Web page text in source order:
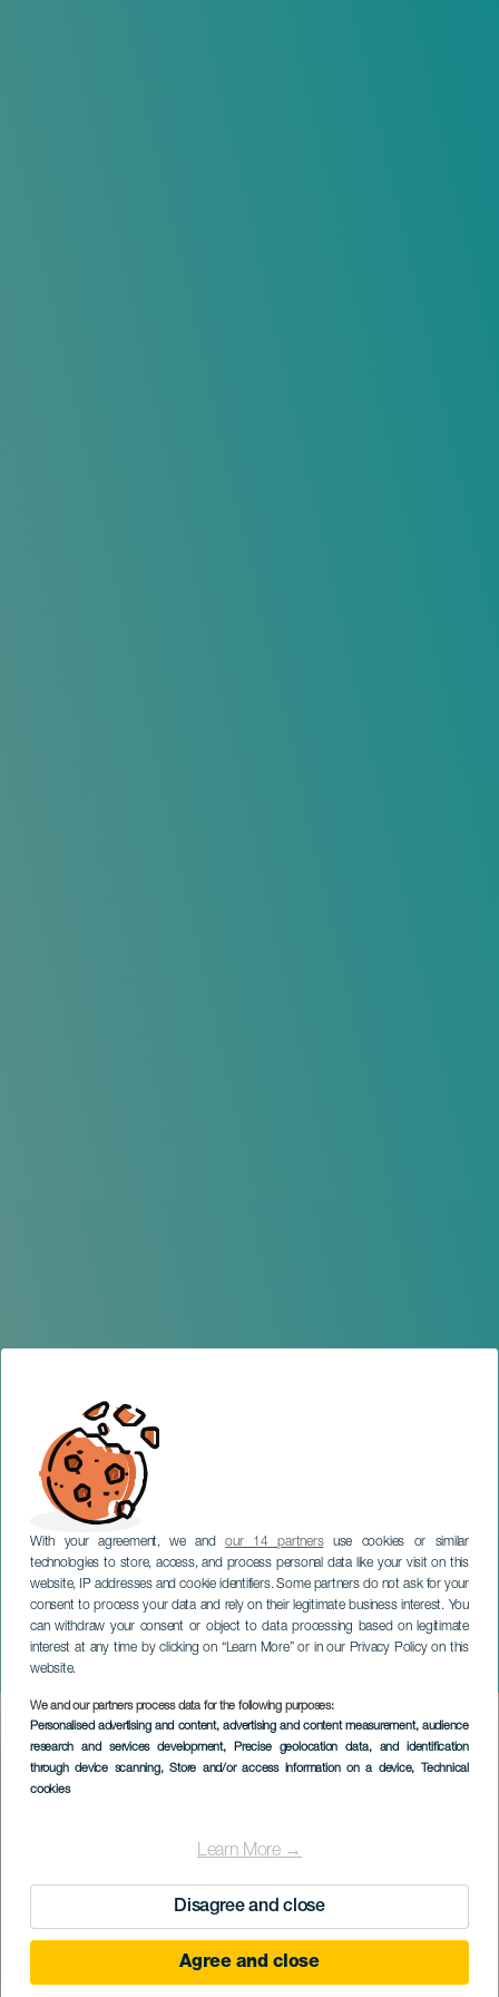
With your agreement, we andour 14 partnersuse cookies or similar
technologies to store, access, and process personal data like your visit on this
website, IP addresses and cookie identifiers. Some partners do not ask for your
consent to process your data and rely on their legitimate business interest. You
can withdraw your consent or object to data processing based on legitimate
interest at any time by clicking on “Learn More” or in our Privacy Policy on this
website.
We and our partners process data for the following purposes:
Personalised advertising and content, advertising and content measurement, audience
research and services development, Precise geolocation data, and identification
through device scanning, Store and/or access information on a device, Technical
cookies
Learn More →
Disagree and close
Agree and close
Slavnosti San Roque
TENERIFE
Imagen
Listado